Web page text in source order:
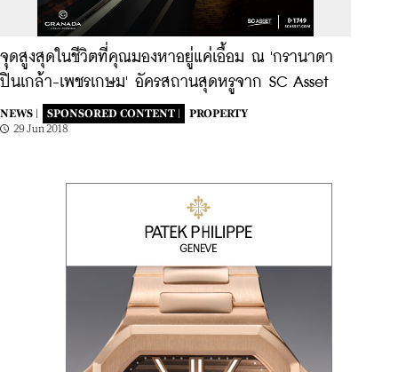
จุดสูงสุดในชีวิตที่คุณมองหาอยู่แค่เอื้อม ณ 'กรานาดา
ปิ่นเกล้า-เพชรเกษม' อัครสถานสุดหรูจาก SC Asset
NEWS | SPONSORED CONTENT |
PROPERTY
29 Jun 2018